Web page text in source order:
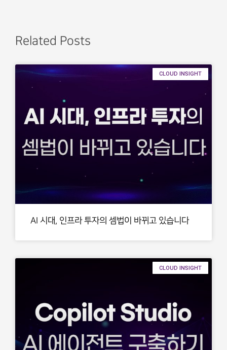
Related Posts
CLOUD INSIGHT
AI 시대, 인프라 투자의 셈법이 바뀌고 있습니다
CLOUD INSIGHT